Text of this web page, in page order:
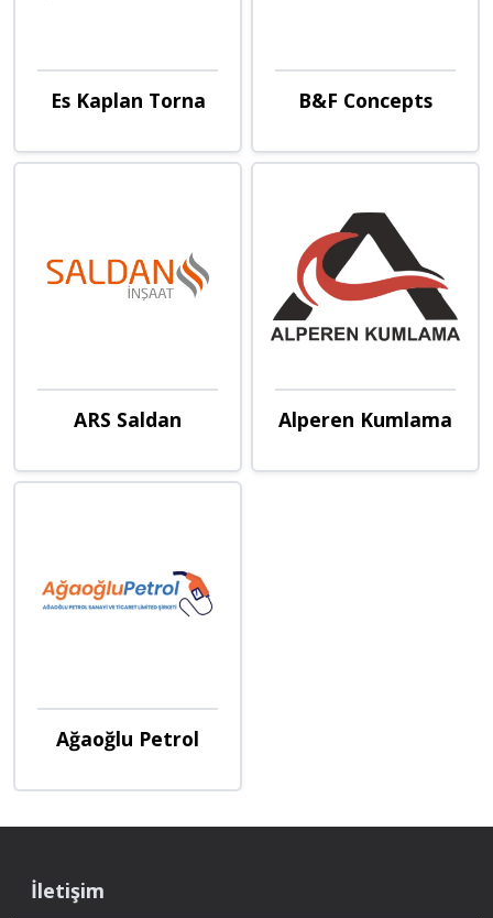
Es Kaplan Torna B&F Concepts
ARS Saldan Alperen Kumlama
Ağaoğlu Petrol
İletişim